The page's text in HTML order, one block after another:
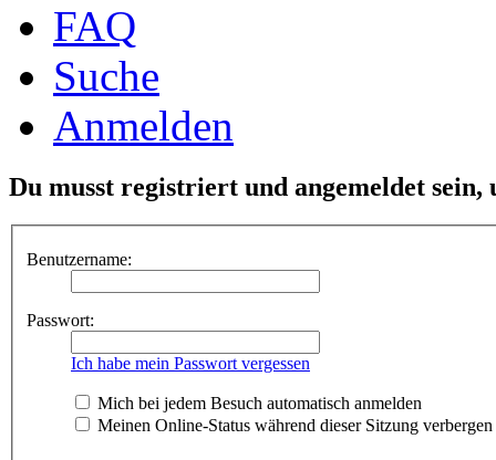
FAQ
Suche
Anmelden
Du musst registriert und angemeldet sein,
Benutzername:
Passwort:
Ich habe mein Passwort vergessen
Mich bei jedem Besuch automatisch anmelden
Meinen Online-Status während dieser Sitzung verbergen